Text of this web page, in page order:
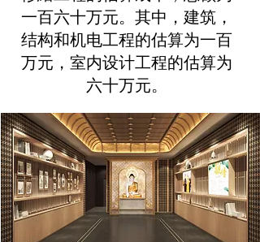
一百六十万元。其中，建筑，
结构和机电工程的估算为一百
万元，室内设计工程的估算为
六十万元。